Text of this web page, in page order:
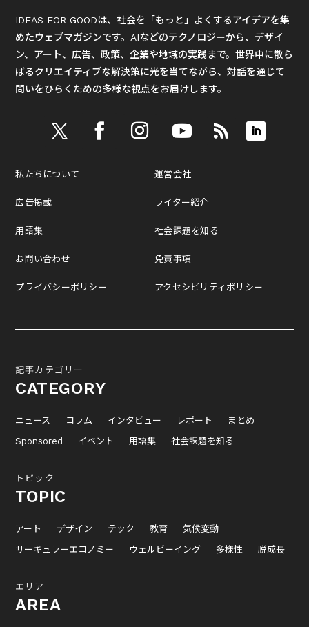
IDEAS FOR GOODは、社会を「もっと」よくするアイデアを集
めたウェブマガジンです。AIなどのテクノロジーから、デザイ
ン、アート、広告、政策、企業や地域の実践まで。世界中に散ら
ばるクリエイティブな解決策に光を当てながら、対話を通じて
問いをひらくための多様な視点をお届けします。
私たちについて
広告掲載
用語集
お問い合わせ
プライバシーポリシー
運営会社
ライター紹介
社会課題を知る
免責事項
アクセシビリティポリシー
記事カテゴリー
CATEGORY
ニュース コラム インタビュー レポート
まとめ
Sponsored
イベント 用語集 社会課題を知る
トピック
TOPIC
アート デザイン テック 教育
気候変動
サーキュラーエコノミー
ウェルビーイング 多様性 脱成長
エリア
AREA